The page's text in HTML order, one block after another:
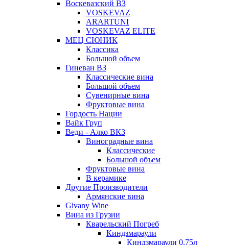
Воскевазский ВЗ
VOSKEVAZ
ARARTUNI
VOSKEVAZ ELITE
МЕЦ СЮНИК
Классика
Большой объем
Гиневан ВЗ
Классические вина
Большой объем
Сувенирные вина
Фруктовые вина
Гордость Нации
Вайк Груп
Веди - Алко ВКЗ
Виноградные вина
Классические
Большой объем
Фруктовые вина
В керамике
Другие Производители
Армянские вина
Givany Wine
Вина из Грузии
Кварельский Погреб
Киндзмараули
Киндзмараули 0,75л